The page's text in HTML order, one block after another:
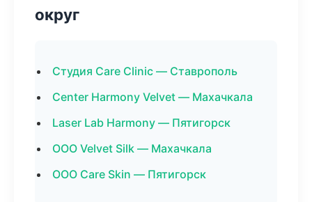
округ
Студия Care Clinic — Ставрополь
Center Harmony Velvet — Махачкала
Laser Lab Harmony — Пятигорск
ООО Velvet Silk — Махачкала
ООО Care Skin — Пятигорск